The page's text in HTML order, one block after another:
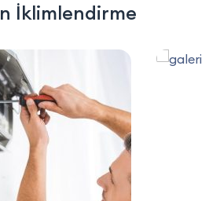
İklimlendirme